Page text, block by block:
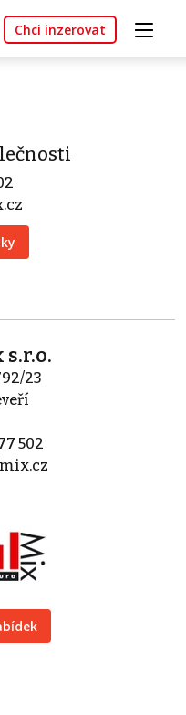
Chci inzerovat
s.r.o.
23
502